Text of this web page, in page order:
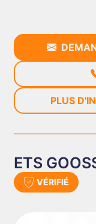
PLUS
ETS
VÉRIFIÉ